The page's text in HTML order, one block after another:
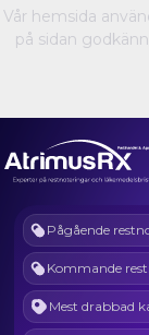
Pågående
Kommande
Mest drabbad
Vår hemsida
på sidan